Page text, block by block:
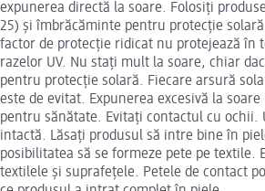
expunerea directă la soare. Folosiți
25) și îmbrăcăminte pentru protecție
factor de protecție ridicat nu protejează în
razelor UV. Nu stați mult la soare, chiar
pentru protecție solară. Fiecare arsură
este de evitat. Expunerea excesivă la
pentru sănătate. Evitați contactul cu ochii.
intactă. Lăsați produsul să intre bine în
posibilitatea să se formeze pete pe textile.
textilele și suprafețele. Petele de contact